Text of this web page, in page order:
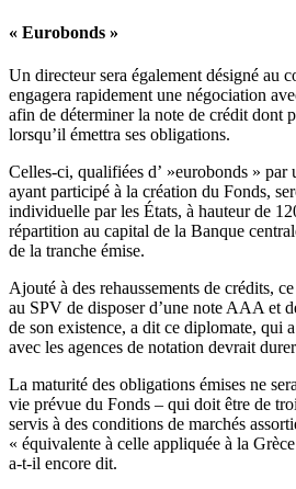
« Eurobonds »
Un directeur sera également désigné au
engagera rapidement une négociation
afin de déterminer la note de crédit dont
lorsqu’il émettra ses obligations.
Celles-ci, qualifiées d’ »eurobonds » par
ayant participé à la création du Fonds,
individuelle par les États, à hauteur de
répartition au capital de la Banque
de la tranche émise.
Ajouté à des rehaussements de crédits,
au SPV de disposer d’une note AAA et
de son existence, a dit ce diplomate, qui
avec les agences de notation devrait
La maturité des obligations émises ne
vie prévue du Fonds – qui doit être de
servis à des conditions de marchés
« équivalente à celle appliquée à la
a-t-il encore dit.